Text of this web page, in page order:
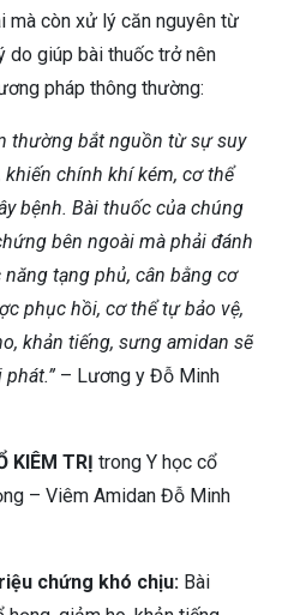
mà còn xử lý căn nguyên từ
do giúp bài thuốc trở nên
pháp thông thường:
thường bắt nguồn từ sự suy
khiến chính khí kém, cơ thể
bệnh. Bài thuốc của chúng
bên ngoài mà phải đánh
tạng phủ, cân bằng cơ
phục hồi, cơ thể tự bảo vệ,
khản tiếng, sưng amidan sẽ
– Lương y Đỗ Minh
KIÊM TRỊ trong Y học cổ
– Viêm Amidan Đỗ Minh
chứng khó chịu: Bài